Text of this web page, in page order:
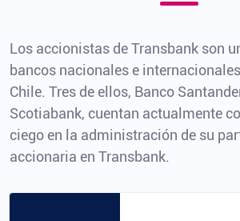
Los accionistas de Transbank son
bancos nacionales e
Chile. Tres de ellos, Banco
Scotiabank, cuentan actualmente
ciego en la administración de su
accionaria en Transbank.